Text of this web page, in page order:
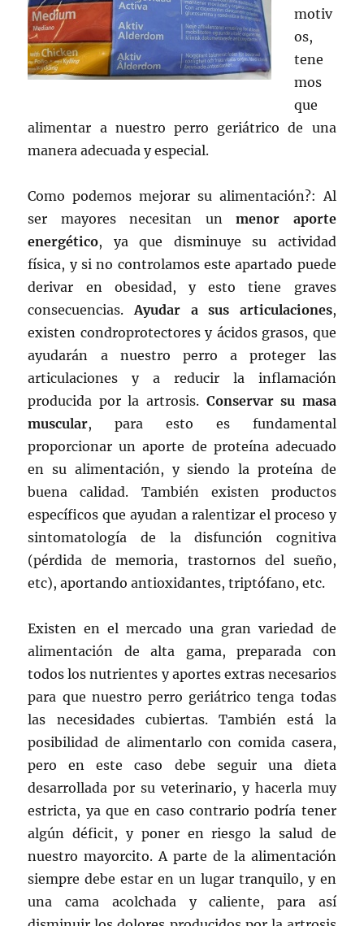
motiv
os,
tene
mos
que
alimentar a nuestro perro geriátrico de una
manera adecuada y especial.
Como podemos mejorar su alimentación?: Al
ser mayores necesitan unmenor aporte
energético, ya que disminuye su actividad
física, y si no controlamos este apartado puede
derivar en obesidad, y esto tiene graves
consecuencias. Ayudar a sus articulaciones,
existen condroprotectores y ácidos grasos, que
ayudarán a nuestro perro a proteger las
articulaciones y a reducir la inflamación
producida por la artrosis. Conservar su masa
muscular, para esto es fundamental
proporcionar un aporte de proteína adecuado
en su alimentación, y siendo la proteína de
buena calidad. También existen productos
específicos que ayudan a ralentizar el proceso y
sintomatología de la disfunción cognitiva
(pérdida de memoria, trastornos del sueño,
etc), aportando antioxidantes, triptófano, etc.
Existen en el mercado una gran variedad de
alimentación de alta gama, preparada con
todos los nutrientes y aportes extras necesarios
para que nuestro perro geriátrico tenga todas
las necesidades cubiertas. También está la
posibilidad de alimentarlo con comida casera,
pero en este caso debe seguir una dieta
desarrollada por su veterinario, y hacerla muy
estricta, ya que en caso contrario podría tener
algún déficit, y poner en riesgo la salud de
nuestro mayorcito. A parte de la alimentación
siempre debe estar en un lugar tranquilo, y en
una cama acolchada y caliente, para así